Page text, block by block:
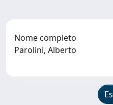
Nome completo
Parolini, Alberto